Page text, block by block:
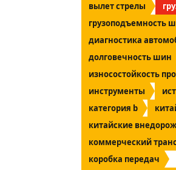
вылет стрелы
грузоподъемность
диагностика
долговечность шин
износостойкость
инструменты
категория b
китайские
коммерческий
коробка передач